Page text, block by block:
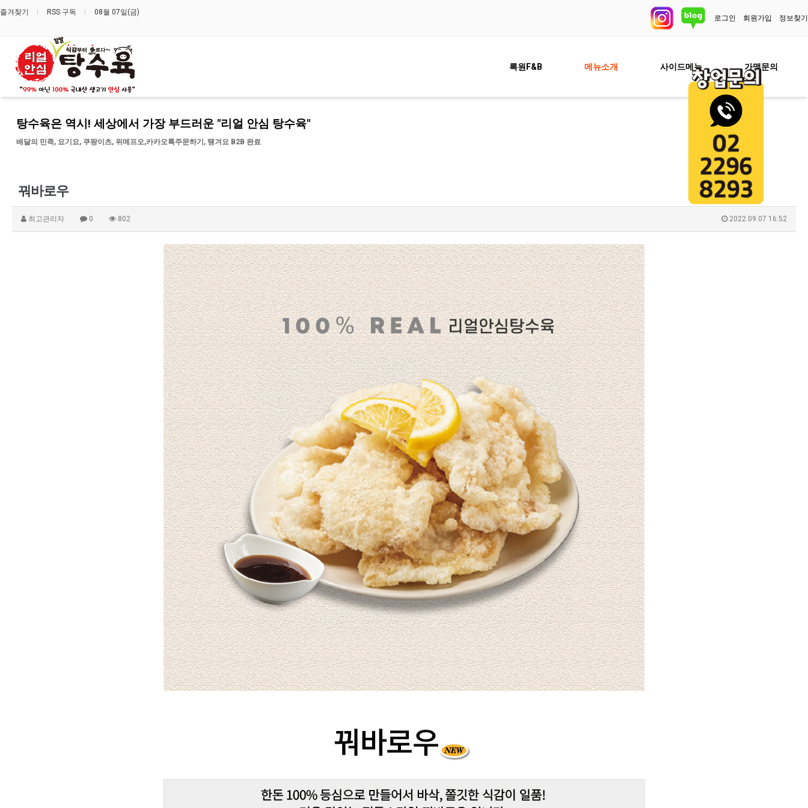
즐겨찾기 RSS 구독 08월 07일(금)
로그인 회원가입 정보
록원F&B 메뉴소개 사이드메뉴 가맹문의
탕수육은 역시! 세상에서 가장 부드러운 "리얼 안심 탕수육"
배달의 민족, 요기요, 쿠팡이츠, 위메프오,카카오톡주문하기, 땡겨요 B2B 완료
꿔바로우
최고관리자 0 802 2022.09.07 16:52